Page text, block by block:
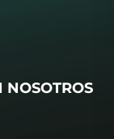
NOSOTROS